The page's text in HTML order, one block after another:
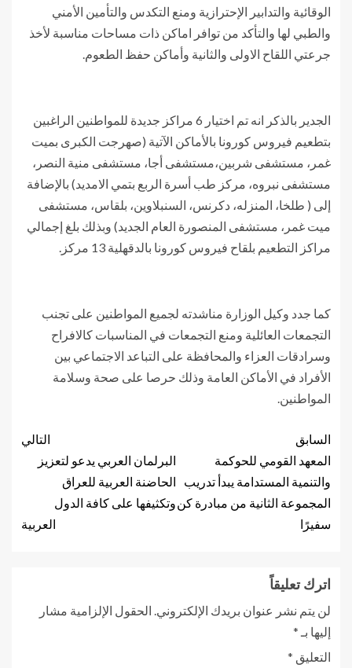
الوقائية والتدابير الإحترازية ومنع التكدس والتأمين الأمني
والطبي لها والتأكد من توافر اماكن ذات مساحات مناسبة لأخذ
جرعتي اللقاح الاولى والثانية وأماكن حفظ الطعوم.
الجدير بالذكر انه تم اختيار 6 مراكز جديدة للمواطنين الراغبين
بتطعيم فيروس كورونا بالأماكن الآتية (صهرجت الكبرى بميت
غمر، مستشفى شربين،مستشفى أجا، مستشفى منية النصر،
مستشفى نبروه، مركز طب أسرة الربع بتمي الامديد) بالإضافة
إلى ( طلخا، المنزله، دكرنس، السنبلاوين، بلقاس، مستشفى
ميت غمر، مستشفى المنصورة العام الجديد) وبذلك بلغ إجمالي
مراكز التطعيم بلقاح فيروس كورونا بالدقهلية 13 مركز.
كما جدد وكيل الوزارة مناشدته لجميع المواطنين على تجنب
التجمعات العائلية ومنع التجمعات في المناسبات كالافراح
وسرادقات العزاء والمحافظة على التباعد الاجتماعي بين
الأفراد في الأماكن العامة وذلك حرصا على صحة وسلامة
المواطنين.
السابق
المعهد القومي للحوكمة
والتنمية المستدامة يبدأ تدريب
المجموعة الثانية من مبادرة كن
سفيرًا
التالي
البرلمان العربي يدعو لتعزيز
الحاضنة العربية للعراق
وتكثيفها على كافة الدول
العربية
اترك تعليقاً
لن يتم نشر عنوان بريدك الإلكتروني. الحقول الإلزامية مشار
إليها بـ *
التعليق *